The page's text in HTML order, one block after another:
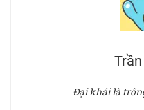
Đại khái là